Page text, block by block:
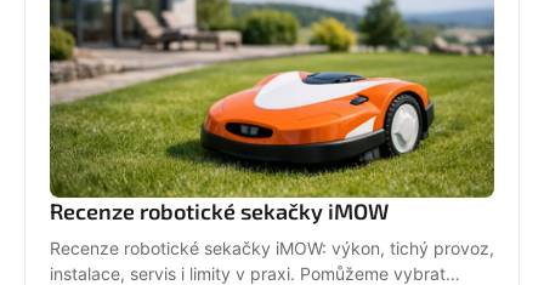
Recenze robotické sekačky iMOW
Recenze robotické sekačky iMOW: výkon, tichý provoz,
instalace, servis i limity v praxi. Pomůžeme vybrat